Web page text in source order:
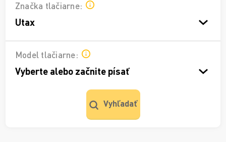
Značka tlačiarne:
Utax
Model tlačiarne:
Vyberte alebo začnite písať
Vyhľadať